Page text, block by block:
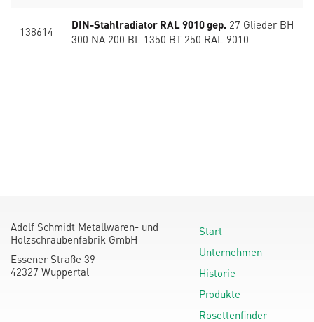
138614 DIN-Stahlradiator RAL 9010 gep. 27 Glieder BH
300 NA 200 BL 1350 BT 250 RAL 9010
Adolf Schmidt Metallwaren- und
Holzschraubenfabrik GmbH
Essener Straße 39
42327 Wuppertal
Start
Unternehmen
Historie
Produkte
Rosettenfinder